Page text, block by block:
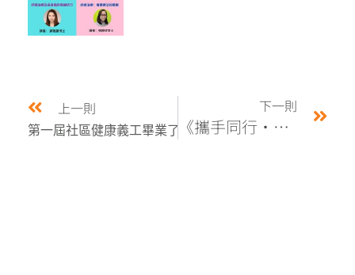
上一則
第一屆社區健康義工畢業了！
下一則
《攜手同行‧疫轉新機》網上工作坊